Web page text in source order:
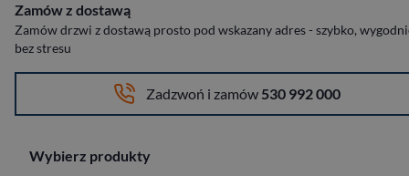
Zamów z dostawą
Zamów drzwi z dostawą prosto pod wskazany adres - szybko,
bez stresu
Zadzwoń i zamów 530 992 000
Wybierz produkty